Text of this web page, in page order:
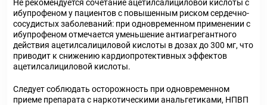
Не рекомендуется сочетание ацетилсалициловой кислоты с
ибупрофеном у пациентов с повышенным риском сердечно-
сосудистых заболеваний: при одновременном применении с
ибупрофеном отмечается уменьшение антиагрегантного
действия ацетилсалициловой кислоты в дозах до 300 мг, что
приводит к снижению кардиопротективных эффектов
ацетилсалициловой кислоты.
Следует соблюдать осторожность при одновременном
приеме препарата с наркотическими анальгетиками, НПВП